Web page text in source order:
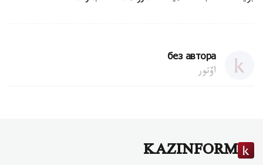
без автора
اۆتور
KAZINFORM